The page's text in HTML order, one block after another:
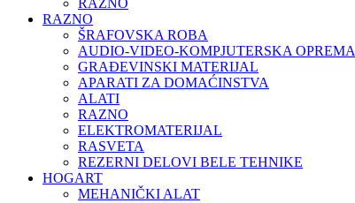
RAZNO
RAZNO
ŠRAFOVSKA ROBA
AUDIO-VIDEO-KOMPJUTERSKA OPREMA
GRAĐEVINSKI MATERIJAL
APARATI ZA DOMAĆINSTVA
ALATI
RAZNO
ELEKTROMATERIJAL
RASVETA
REZERNI DELOVI BELE TEHNIKE
HOGART
MEHANIČKI ALAT